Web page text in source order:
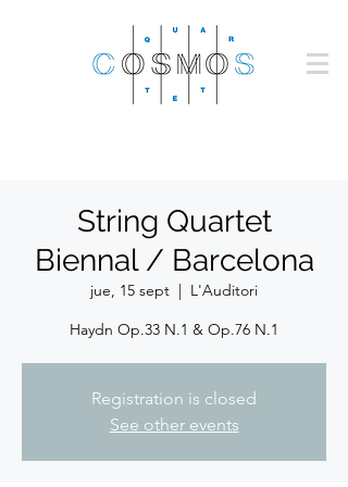
String Quartet
Biennal / Barcelona
jue, 15 sept
  |
L'Auditori
Haydn Op.33 N.1 & Op.76 N.1
Registration is closed
See other events